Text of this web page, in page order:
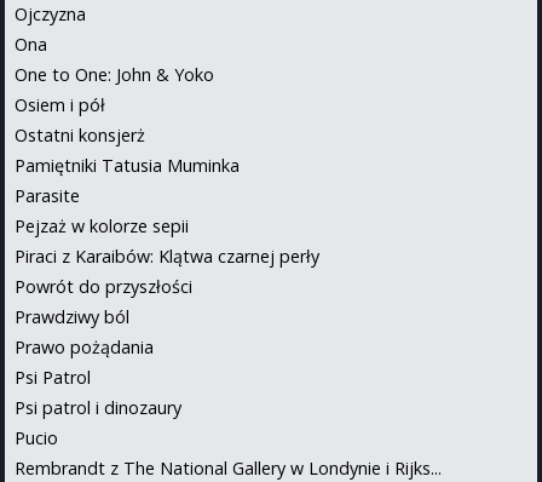
Ojczyzna
Ona
One to One: John & Yoko
Osiem i pół
Ostatni konsjerż
Pamiętniki Tatusia Muminka
Parasite
Pejzaż w kolorze sepii
Piraci z Karaibów: Klątwa czarnej perły
Powrót do przyszłości
Prawdziwy ból
Prawo pożądania
Psi Patrol
Psi patrol i dinozaury
Pucio
Rembrandt z The National Gallery w Londynie i Rijks...